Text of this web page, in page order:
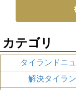
カテゴリ
タイランドニ
解決タイラ